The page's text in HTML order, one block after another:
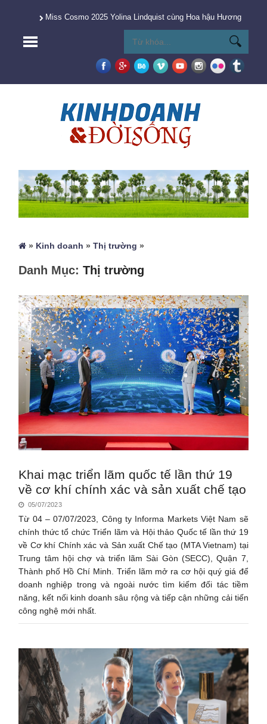
Miss Cosmo 2025 Yolina Lindquist cùng Hoa hậu Hương
» Kinh doanh »Thị trường »
Danh Mục:Thị trường
Khai mạc triển lãm quốc tế lần thứ 19
về cơ khí chính xác và sản xuất chế tạo
05/07/2023
Từ 04 – 07/07/2023, Công ty Informa Markets Việt Nam sẽ
chính thức tổ chức Triển lãm và Hội thảo Quốc tế lần thứ 19
về Cơ khí Chính xác và Sản xuất Chế tạo (MTA Vietnam) tại
Trung tâm hội chợ và triển lãm Sài Gòn (SECC), Quận 7,
Thành phố Hồ Chí Minh. Triển lãm mở ra cơ hội quý giá để
doanh nghiệp trong và ngoài nước tìm kiếm đối tác tiềm
năng, kết nối kinh doanh sâu rộng và tiếp cận những cải tiến
công nghệ mới nhất.